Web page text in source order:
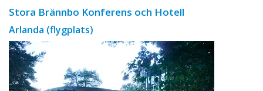
Stora Brännbo Konferens och Hotell
Arlanda (flygplats)